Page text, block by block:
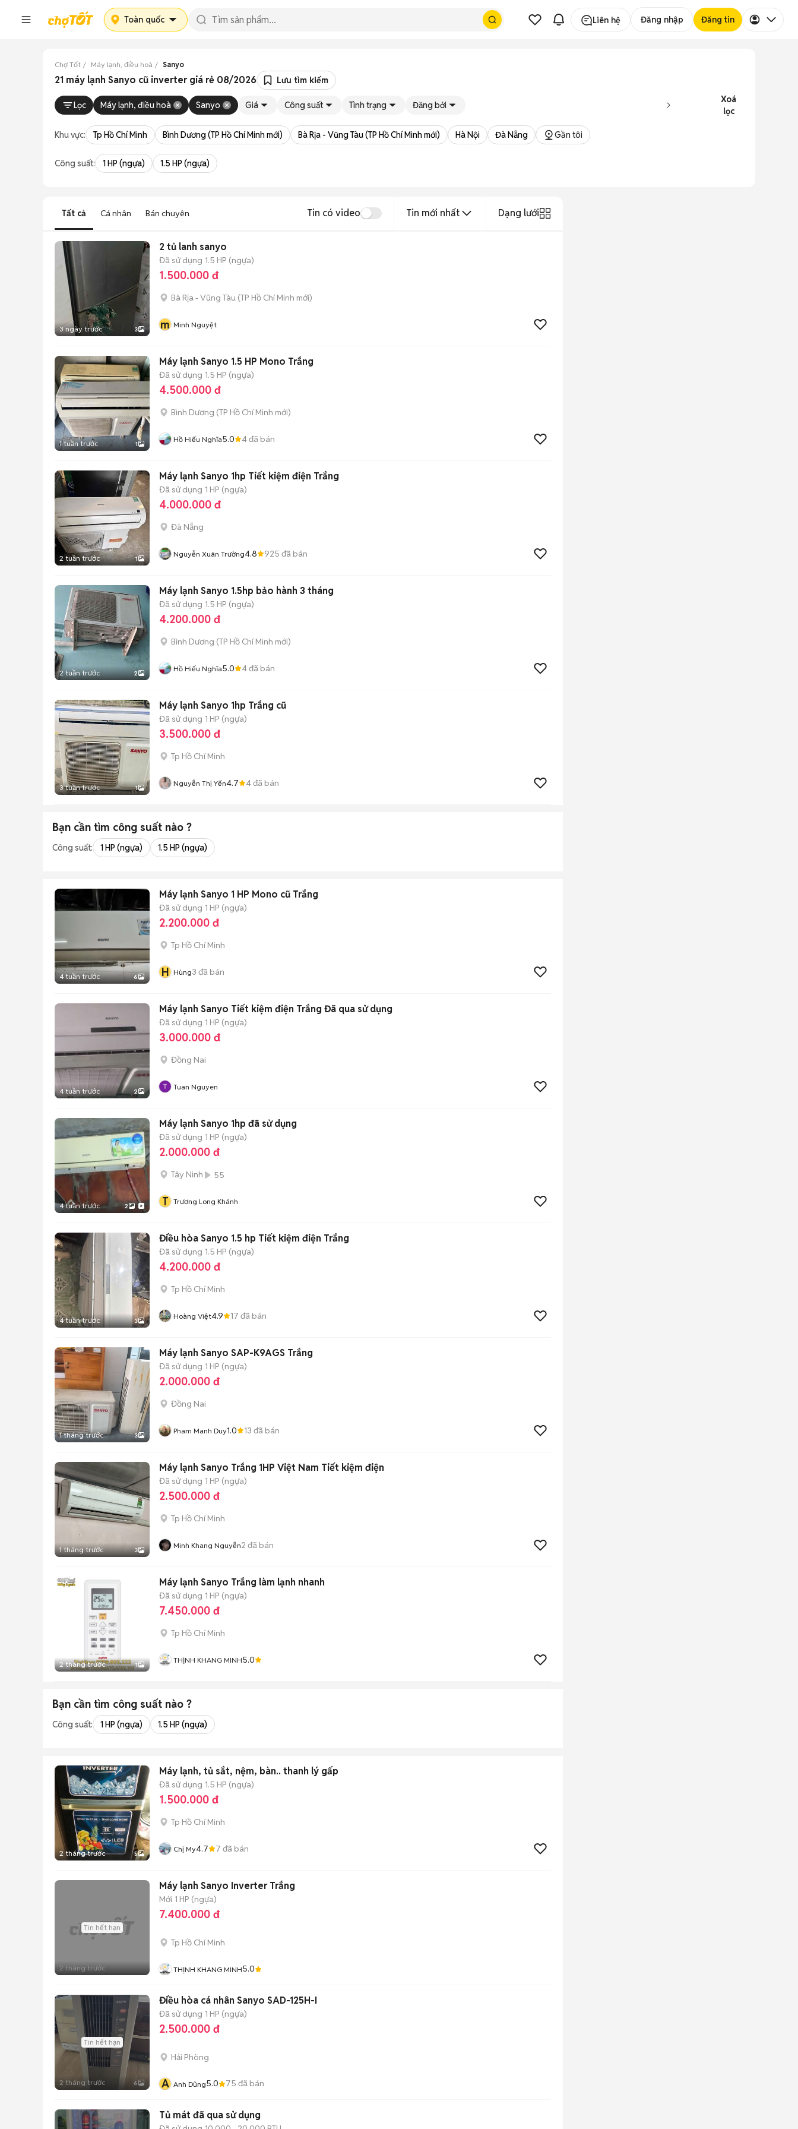
Toàn quốc Liên hệ Đăng nhập Đăng tin
Chợ Tốt Máy lạnh, điều hoà Sanyo
21 máy lạnh Sanyo cũ inverter giá rẻ 08/2026 Lưu tìm kiếm
Lọc Máy lạnh, điều hoà Sanyo Giá Công suất Tình trạng Đăng bởi
Xoá
lọc
Khu vực: Tp Hồ Chí Minh Bình Dương (TP Hồ Chí Minh mới) Bà Rịa - Vũng Tàu (TP Hồ Chí Minh mới) Hà Nội Đà Nẵng Gần tôi
Công suất: 1 HP (ngựa) 1.5 HP (ngựa)
Tất cả Cá nhân Bán chuyên Tin có video Tin mới nhất Dạng lưới
3 ngày trước 3
2 tủ lanh sanyo
Đã sử dụng 1.5 HP (ngựa)
1.500.000 đ
Bà Rịa - Vũng Tàu (TP Hồ Chí Minh mới)
m Minh Nguyệt
1 tuần trước 1
Máy lạnh Sanyo 1.5 HP Mono Trắng
Đã sử dụng 1.5 HP (ngựa)
4.500.000 đ
Bình Dương (TP Hồ Chí Minh mới)
Hồ Hiếu Nghĩa5.0 4đã bán
2 tuần trước 1
Máy lạnh Sanyo 1hp Tiết kiệm điện Trắng
Đã sử dụng 1 HP (ngựa)
4.000.000 đ
Đà Nẵng
Nguyễn Xuân Trường4.8 925 đã bán
2 tuần trước 2
Máy lạnh Sanyo 1.5hp bảo hành 3 tháng
Đã sử dụng 1.5 HP (ngựa)
4.200.000 đ
Bình Dương (TP Hồ Chí Minh mới)
Hồ Hiếu Nghĩa5.0 4đã bán
3 tuần trước 1
Máy lạnh Sanyo 1hp Trắng cũ
Đã sử dụng 1 HP (ngựa)
3.500.000 đ
Tp Hồ Chí Minh
Nguyễn Thị Yến4.7 4đã bán
Bạn cần tìm công suất nào ?
Công suất: 1 HP (ngựa) 1.5 HP (ngựa)
4 tuần trước 6
Máy lạnh Sanyo 1 HP Mono cũ Trắng
Đã sử dụng 1 HP (ngựa)
2.200.000 đ
Tp Hồ Chí Minh
H Hùng3 đã bán
4 tuần trước 2
Máy lạnh Sanyo Tiết kiệm điện Trắng Đã qua sử dụng
Đã sử dụng 1 HP (ngựa)
3.000.000 đ
Đồng Nai
Tuan Nguyen
4 tuần trước 2
Máy lạnh Sanyo 1hp đã sử dụng
Đã sử dụng 1 HP (ngựa)
2.000.000 đ
Tây Ninh 55
T Trương Long Khánh
4 tuần trước 3
Điều hòa Sanyo 1.5 hp Tiết kiệm điện Trắng
Đã sử dụng 1.5 HP (ngựa)
4.200.000 đ
Tp Hồ Chí Minh
Hoàng Việt4.9 17 đã bán
1 tháng trước 3
Máy lạnh Sanyo SAP-K9AGS Trắng
Đã sử dụng 1 HP (ngựa)
2.000.000 đ
Đồng Nai
Pham Manh Duy1.0 13 đã bán
1 tháng trước 3
Máy lạnh Sanyo Trắng 1HP Việt Nam Tiết kiệm điện
Đã sử dụng 1 HP (ngựa)
2.500.000 đ
Tp Hồ Chí Minh
Minh Khang Nguyễn2 đã bán
2 tháng trước 1
Máy lạnh Sanyo Trắng làm lạnh nhanh
Đã sử dụng 1 HP (ngựa)
7.450.000 đ
Tp Hồ Chí Minh
THỊNH KHANG MINH5.0
Bạn cần tìm công suất nào ?
Công suất: 1 HP (ngựa) 1.5 HP (ngựa)
2 tháng trước 5
Máy lạnh, tủ sắt, nệm, bàn.. thanh lý gấp
Đã sử dụng 1.5 HP (ngựa)
1.500.000 đ
Tp Hồ Chí Minh
Chị My4.7 7 đã bán
Tin hết hạn
2 tháng trước
Máy lạnh Sanyo Inverter Trắng
Mới 1 HP (ngựa)
7.400.000 đ
Tp Hồ Chí Minh
THỊNH KHANG MINH5.0
Tin hết hạn
2 tháng trước 6
Điều hòa cá nhân Sanyo SAD-125H-I
Đã sử dụng 1 HP (ngựa)
2.500.000 đ
Hải Phòng
A Anh Dũng5.0 75 đã bán
Tủ mát đã qua sử dụng